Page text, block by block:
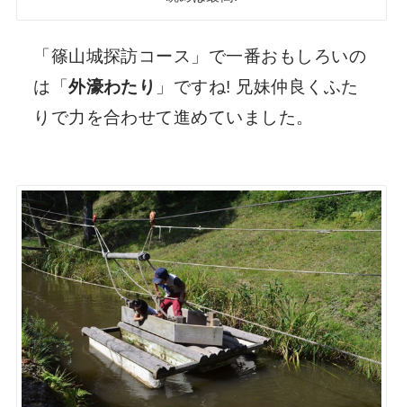
「篠山城探訪コース」で一番おもしろいの
は「外濠わたり 」ですね! 兄妹仲良くふた
りで力を合わせて進めていました。